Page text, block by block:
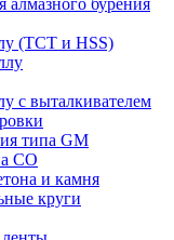
алмазного бурения
(TCT и HSS)
c выталкивателем
типа GM
СО
и камня
круги